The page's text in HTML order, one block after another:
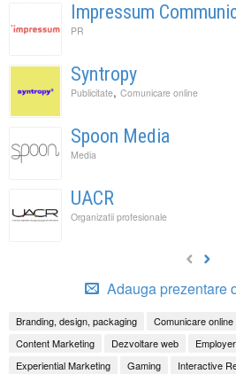
Impressum
PR
Syntropy
Publicitate, Comunicare online
Spoon Media
Media
UACR
Organizatii profesionale
Adauga prezentare
Branding, design, packaging Comunicare online
Content Marketing
Dezvoltare web
Experiential Marketing
Gaming Interactive